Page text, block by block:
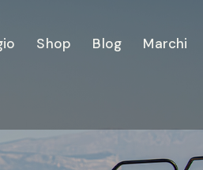
Shop Blog Marchi